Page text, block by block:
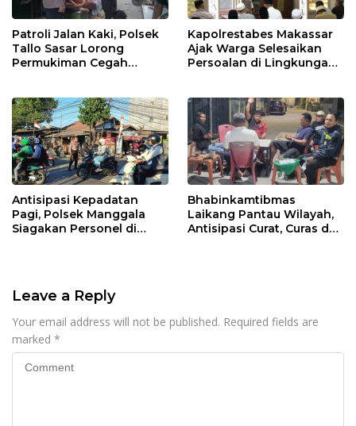
Patroli Jalan Kaki, Polsek
Tallo Sasar Lorong
Permukiman Cegah
Kapolrestabes Makassar
Ajak Warga Selesaikan
Persoalan di Lingkungan
Antisipasi Kepadatan
Pagi, Polsek Manggala
Siagakan Personel di
Bhabinkamtibmas
Laikang Pantau Wilayah,
Antisipasi Curat, Curas dan
Leave a Reply
Your email address will not be published. Required fields are
marked *